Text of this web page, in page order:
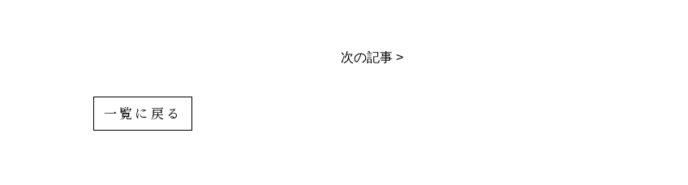
次の記事 >
一覧に戻る